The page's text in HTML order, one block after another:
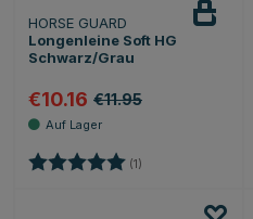
HORSE GUARD
Longenleine Soft HG
Schwarz/Grau
€10.16 €11.95
Bewertung: (1)